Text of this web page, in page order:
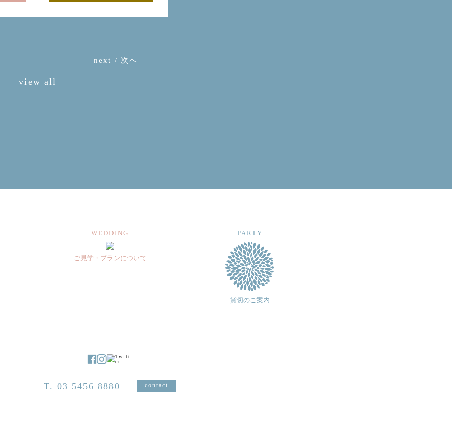
next / 次へ
view all
WEDDING
ご見学・プランについて
PARTY
貸切のご案内
T. 03 5456 8880 contact